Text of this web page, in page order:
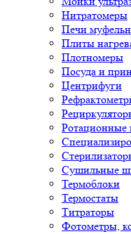
Нитратомеры
Печи
Плиты
Плотномеры
Посуда и
Центрифуги
Ротационные
Сушильные
Термоблоки
Термостаты
Титраторы
Фотометры,